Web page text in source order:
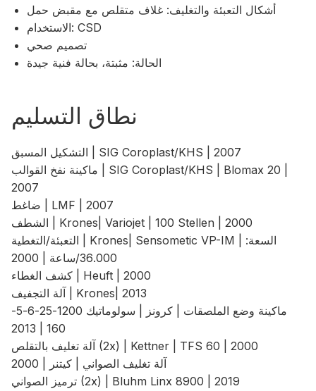
أشكال التعبئة والتغليف: غلاف متقلص مع مقبض حمل
الاستخدام: CSD
تصميم صحي
الحالة: مثبتة، بحالة فنية جيدة
نطاق التسليم
التشكيل المسبق | SIG Coroplast/KHS | 2007
ماكينة نفخ القوالب | SIG Coroplast/KHS | Blomax 20 |
2007
ضاغط | LMF | 2007
الشطف | Krones| Variojet | 100 Stellen | 2000
التعبئة/التغطية | Krones| Sensometic VP-IM | السعة:
36.000/ساعة | 2000
كشف الغطاء | Heuft | 2000
آلة التجفيف | Krones| 2013
ماكينة وضع الملصقات | كرونز | سولوماتيك 1200-25-6-5-
160 | 2013
آلة تغليف بالتقلص (2x) | Kettner | TFS 60 | 2000
آلة تغليف الصواني | كيتنر | 2000
ترميز الصواني (2x) | Bluhm Linx 8900 | 2019